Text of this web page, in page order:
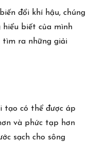
đổi khí hậu, chúng
hiểu biết của mình
tìm ra những giải
tạo có thể được áp
và phức tạp hơn
sạch cho sông